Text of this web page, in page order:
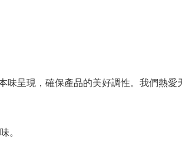
呈現，確保產品的美好調性。我們熱
。